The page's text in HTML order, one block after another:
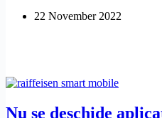
aplicatia
22 November 2022
Nu se deschide